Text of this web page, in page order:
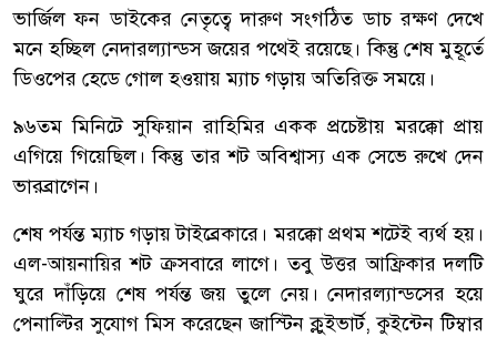
ভার্জিল ফন ডাইকের নেতৃত্বে দারুণ সংগঠিত ডাচ রক্ষণ দেখে
মনে হচ্ছিল নেদারল্যান্ডস জয়ের পথেই রয়েছে। কিন্তু শেষ মুহূর্তে
ডিওপের হেডে গোল হওয়ায় ম্যাচ গড়ায় অতিরিক্ত সময়ে।
৯৬তম মিনিটে সুফিয়ান রাহিমির একক প্রচেষ্টায় মরক্কো প্রায়
এগিয়ে গিয়েছিল। কিন্তু তার শট অবিশ্বাস্য এক সেভে রুখে দেন
ভারব্রাগেন।
শেষ পর্যন্ত ম্যাচ গড়ায় টাইব্রেকারে। মরক্কো প্রথম শটেই ব্যর্থ হয়।
এল-আয়নায়ির শট ক্রসবারে লাগে। তবু উত্তর আফ্রিকার দলটি
ঘুরে দাঁড়িয়ে শেষ পর্যন্ত জয় তুলে নেয়। নেদারল্যান্ডসের হয়ে
পেনাল্টির সুযোগ মিস করেছেন জাস্টিন ক্লুইভার্ট, কুইন্টেন টিম্বার